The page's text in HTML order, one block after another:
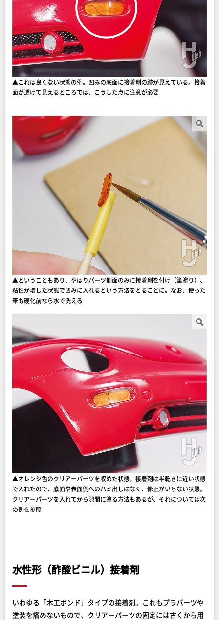
▲これは良くない状態の例。凹みの底面に接着剤の跡が見えている。接着
面が透けて見えるところでは、こうした点に注意が必要
▲ということもあり、やはりパーツ側面のみに接着剤を付け（筆塗り）、
粘性が増した状態で凹みに入れるという方法をとることに。なお、使った
筆も硬化前なら水で洗える
▲オレンジ色のクリアーパーツを収めた状態。接着剤は半乾きに近い状態
で入れたので、底面や表面側へのハミ出しはなく、修正がいらない状態。
クリアーパーツを入れてから隙間に塗る方法もあるが、それについては次
の例を参照
水性形（酢酸ビニル）接着剤
いわゆる「木工ボンド」タイプの接着剤。これもプラパーツや
塗装を痛めないもので、クリアーパーツの固定には古くから用